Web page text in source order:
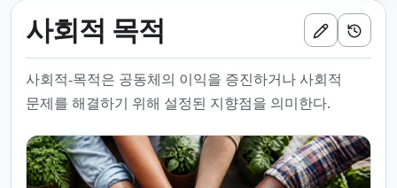
사회적 목적
사회적-목적은 공동체의 이익을 증진하거나 사회적
문제를 해결하기 위해 설정된 지향점을 의미한다.